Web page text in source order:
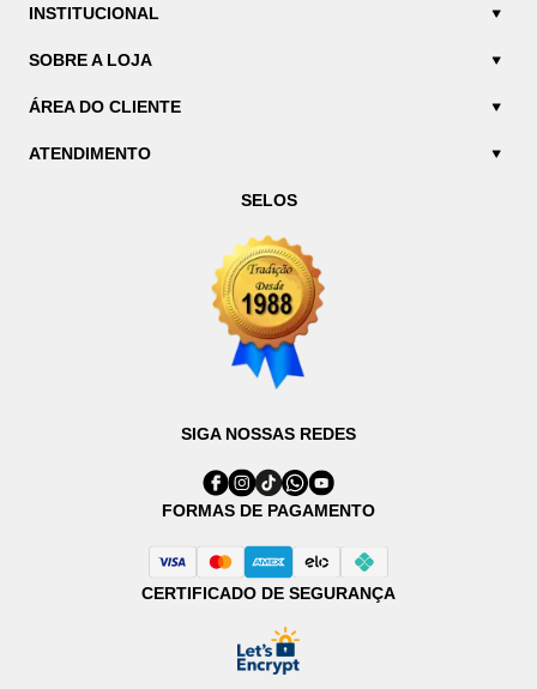
INSTITUCIONAL
SOBRE A LOJA
ÁREA DO CLIENTE
ATENDIMENTO
SELOS
SIGA NOSSAS REDES
FORMAS DE PAGAMENTO
CERTIFICADO DE SEGURANÇA